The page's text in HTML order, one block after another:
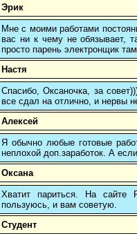
Эрик
Мне с моими работами
вас ни к чему не обязывает,
просто парень электронщик
Настя
Спасибо, Оксаночка, за
все сдал на отлично, и нервы
Алексей
Я обычно любые готовые
неплохой доп.заработок. А
Оксана
Хватит париться. На
пользуюсь, и вам советую.
Студент